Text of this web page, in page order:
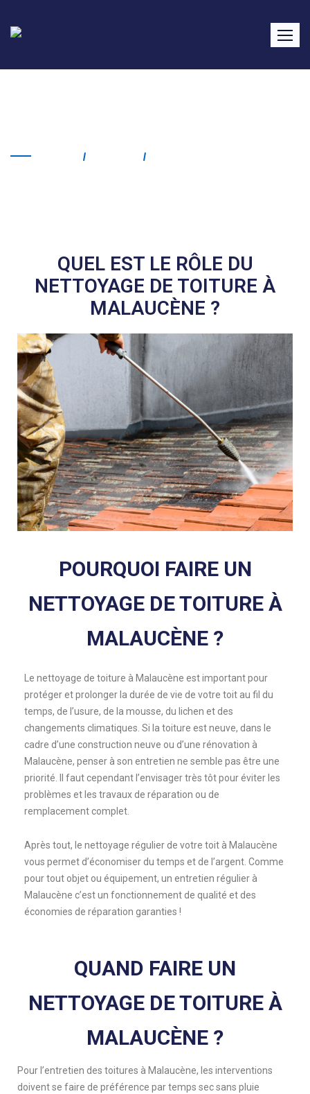
QUEL EST LE RÔLE DU
NETTOYAGE DE TOITURE À
MALAUCÈNE ?
POURQUOI FAIRE UN
NETTOYAGE DE TOITURE À
MALAUCÈNE ?
Le nettoyage de toiture à Malaucène est important pour
protéger et prolonger la durée de vie de votre toit au fil du
temps, de l’usure, de la mousse, du lichen et des
changements climatiques. Si la toiture est neuve, dans le
cadre d’une construction neuve ou d’une rénovation à
Malaucène, penser à son entretien ne semble pas être une
priorité. Il faut cependant l’envisager très tôt pour éviter les
problèmes et les travaux de réparation ou de
remplacement complet.
Après tout, le nettoyage régulier de votre toit à Malaucène
vous permet d’économiser du temps et de l’argent. Comme
pour tout objet ou équipement, un entretien régulier à
Malaucène c’est un fonctionnement de qualité et des
économies de réparation garanties !
QUAND FAIRE UN
NETTOYAGE DE TOITURE À
MALAUCÈNE ?
Pour l’entretien des toitures à Malaucène, les interventions
doivent se faire de préférence par temps sec sans pluie